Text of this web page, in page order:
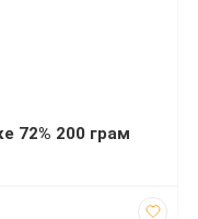
72% 200 грам